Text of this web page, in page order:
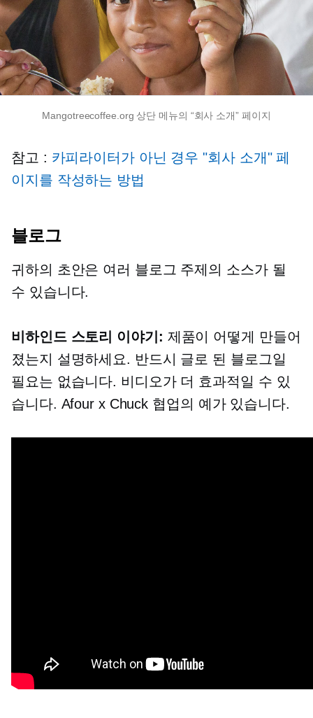
Mangotreecoffee.org 상단 메뉴의 “회사 소개” 페이지
참고 : 카피라이터가 아닌 경우 "회사 소개" 페
이지를 작성하는 방법
블로그
귀하의 초안은 여러 블로그 주제의 소스가 될
수 있습니다.
비하인드 스토리 이야기: 제품이 어떻게 만들어
졌는지 설명하세요. 반드시 글로 된 블로그일
필요는 없습니다. 비디오가 더 효과적일 수 있
습니다. Afour x Chuck 협업의 예가 있습니다.